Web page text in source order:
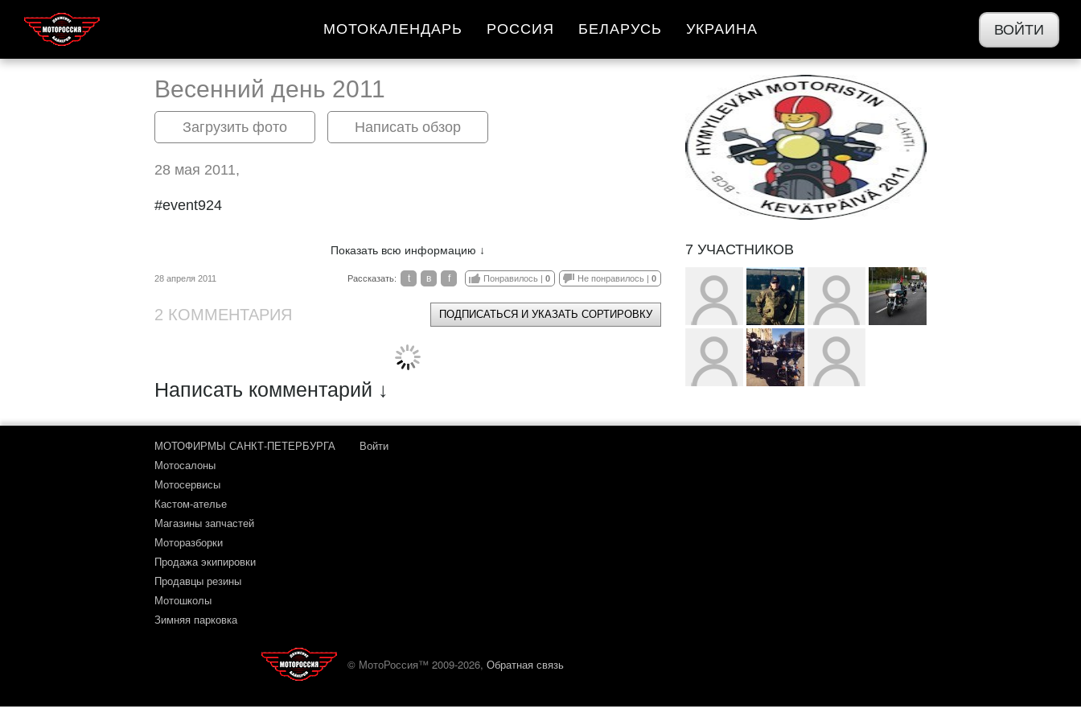
МОТОКАЛЕНДАРЬ РОССИЯ БЕЛАРУСЬ УКРАИНА ВОЙТИ
Весенний день 2011
Загрузить фото Написать обзор
28 мая 2011,
#event924
Показать всю информацию ↓
28 апреля 2011 Понравилось | 0 Не понравилось | 0
Рассказать: t в f
2 КОММЕНТАРИЯ ПОДПИСАТЬСЯ И УКАЗАТЬ СОРТИРОВКУ
Написать комментарий ↓
7 УЧАСТНИКОВ
МОТОФИРМЫ САНКТ-ПЕТЕРБУРГА
Мотосалоны
Мотосервисы
Кастом-ателье
Магазины запчастей
Моторазборки
Продажа экипировки
Продавцы резины
Мотошколы
Зимняя парковка
Войти
© МотоРоссия™ 2009-2026, Обратная связь